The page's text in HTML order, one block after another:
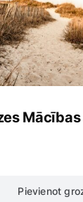
Pievienot